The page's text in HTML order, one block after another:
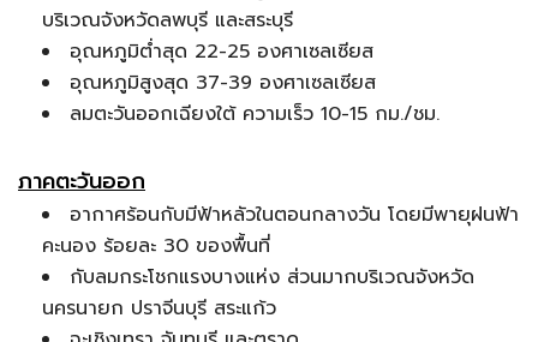
บริเวณจังหวัดลพบุรี และสระบุรี
อุณหภูมิต่ำสุด 22-25 องศาเซลเซียส
อุณหภูมิสูงสุด 37-39 องศาเซลเซียส
ลมตะวันออกเฉียงใต้ ความเร็ว 10-15 กม./ชม.
ภาคตะวันออก
อากาศร้อนกับมีฟ้าหลัวในตอนกลางวัน โดยมีพายุฝนฟ้า
คะนอง ร้อยละ 30 ของพื้นที่
กับลมกระโชกแรงบางแห่ง ส่วนมากบริเวณจังหวัด
นครนายก ปราจีนบุรี สระแก้ว